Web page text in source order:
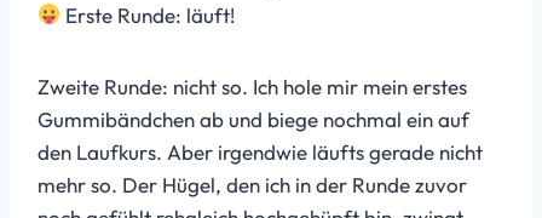
Erste Runde: läuft!
Zweite Runde: nicht so. Ich hole mir mein erstes
Gummibändchen ab und biege nochmal ein auf
den Laufkurs. Aber irgendwie läufts gerade nicht
mehr so. Der Hügel, den ich in der Runde zuvor